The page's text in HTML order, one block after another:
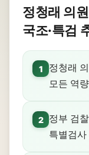
정청래 의
국조·특검
1
정청래
모든 역
2
정부 검
특별검